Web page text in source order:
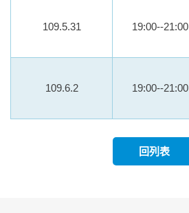
109.5.31 19:00--21:00
109.6.2 19:00--21:00
回列表